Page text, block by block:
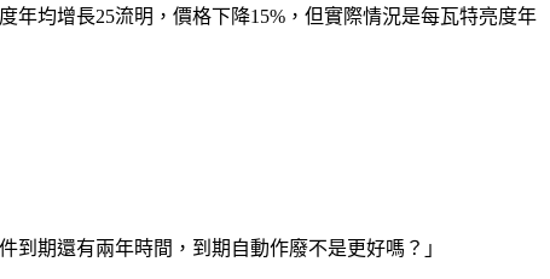
均增長25流明，價格下降15%，但實際情況是每瓦特亮度年
期還有兩年時間，到期自動作廢不是更好嗎？」